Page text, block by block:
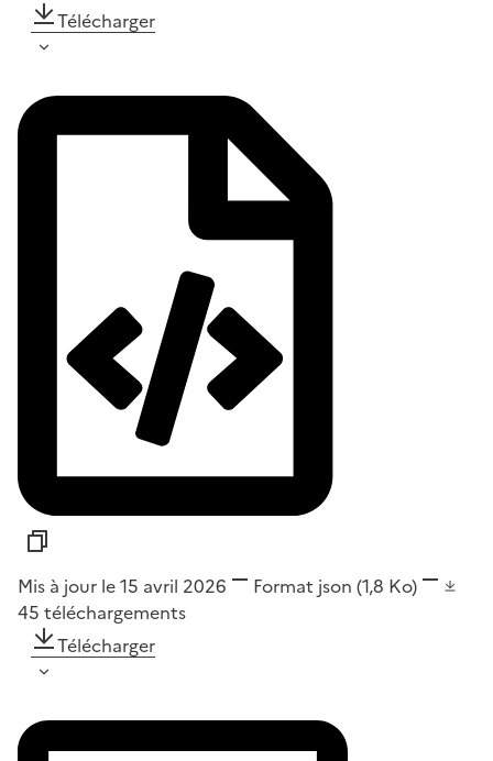
Télécharger
Mis à jour le 15 avril 2026 Format json (1,8 Ko)
45 téléchargements
Télécharger